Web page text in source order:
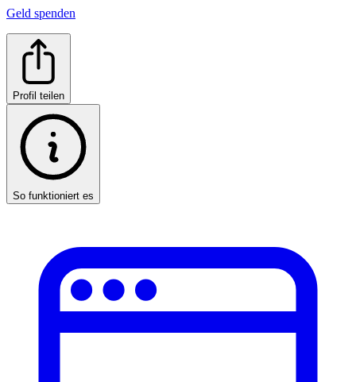
Geld spenden
Profil teilen
So funktioniert es